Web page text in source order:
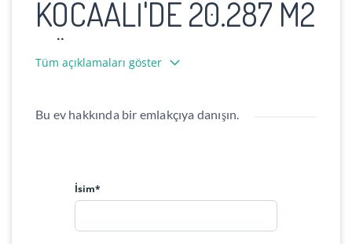
KOCAALİ'DE 20.287 M2
KÖY MANZARALI
ÇOBANSAYVANT KÖYÜ
ALAN:20.287 M² (TEK TAPU)
Tüm açıklamaları göster
Bu ev hakkında bir emlakçıya danışın.
İsim*